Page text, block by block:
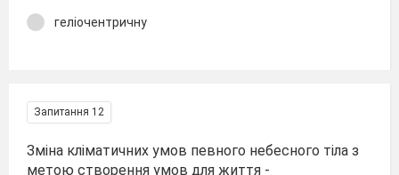
геліочентричну
Запитання 12
Зміна кліматичних умов певного небесного тіла з
метою створення умов для життя -